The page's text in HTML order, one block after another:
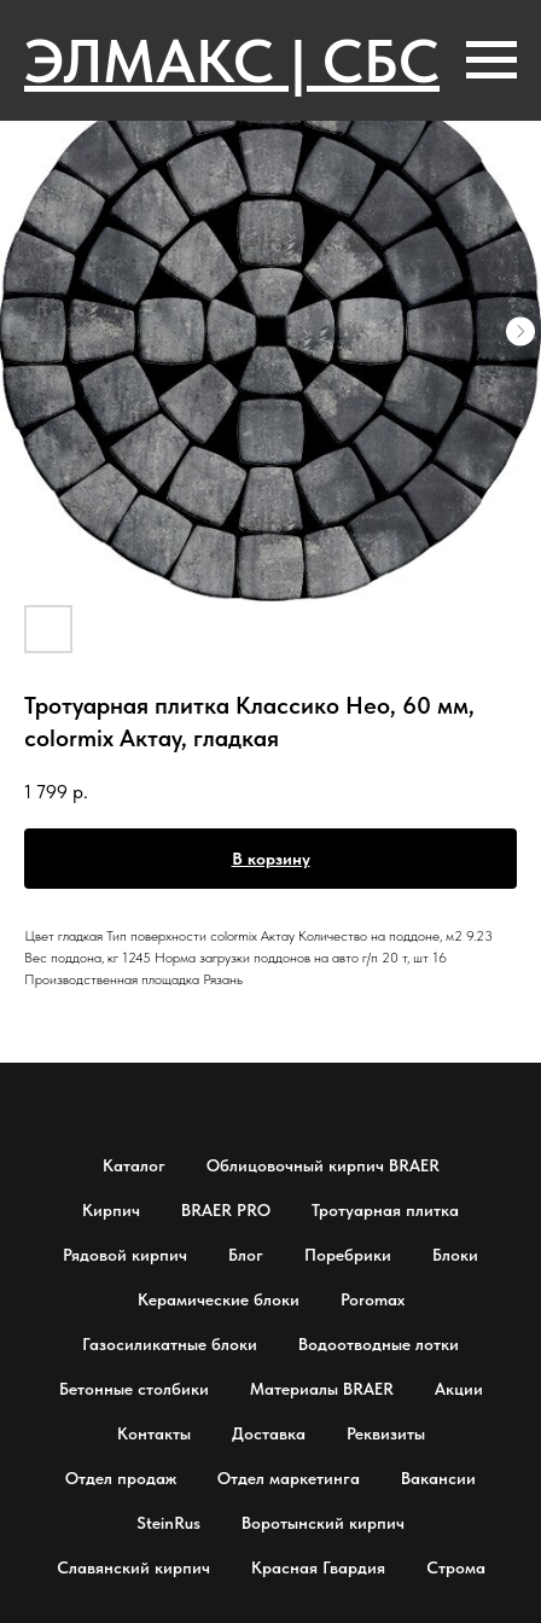
ЭЛМАКС | СБС
Тротуарная плитка Классико Нео, 60 мм,
colormix Актау, гладкая
1 799 р.
В корзину
Цвет гладкая Тип поверхности colormix Актау Количество на поддоне, м2 9.23
Вес поддона, кг 1245 Норма загрузки поддонов на авто г/п 20 т, шт 16
Производственная площадка Рязань
Каталог Облицовочный кирпич BRAER
Кирпич BRAER PRO Тротуарная плитка
Рядовой кирпич Блог Поребрики Блоки
Керамические блоки Poromax
Газосиликатные блоки Водоотводные лотки
Бетонные столбики Материалы BRAER Акции
Контакты Доставка Реквизиты
Отдел продаж Отдел маркетинга Вакансии
SteinRus Воротынский кирпич
Славянский кирпич Красная Гвардия Строма